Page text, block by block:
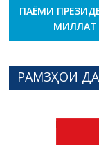
ПАЁМИ
РАМЗҲОИ